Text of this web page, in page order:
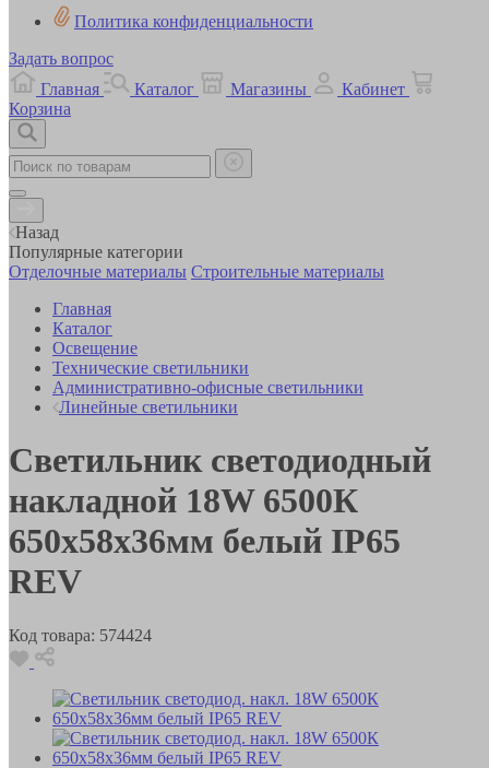
Политика конфиденциальности
Задать вопрос
Главная
Каталог Магазины
Кабинет
Корзина
Назад
Популярные категории
Отделочные материалы Строительные материалы
Главная
Каталог
Освещение
Технические светильники
Административно-офисные светильники
Линейные светильники
Светильник светодиодный
накладной 18W 6500К
650х58х36мм белый IP65
REV
Код товара: 574424